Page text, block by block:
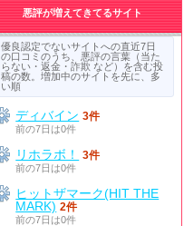
悪評が増えてきてるサイト
優良認定でないサイトへの直近7日
の口コミのうち、悪評の言葉（当た
らない・返金・詐欺 など）を含む投
稿の数。増加中のサイトを先に、多
い順
ディバイン 3件
前の7日は0件
リホラボ！
3件
前の7日は0件
ヒットザマーク(HIT THE
MARK) 2件
前の7日は0件